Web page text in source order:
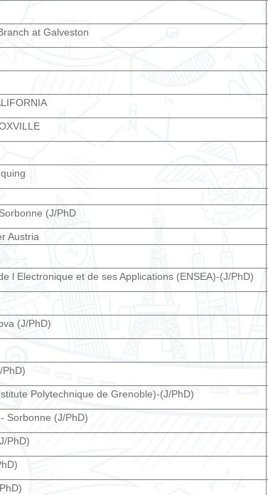
at Galveston
(J/PhD
Austria
l Electronique et de ses Applications (ENSEA)-(J/PhD)
(J/PhD)
PhD)
Polytechnique de Grenoble)-(J/PhD)
Sorbonne (J/PhD)
PhD)